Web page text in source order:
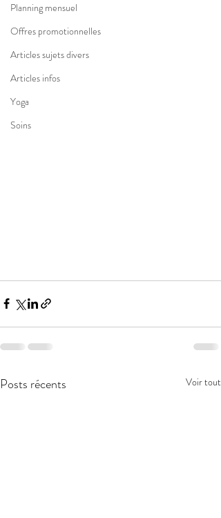
Planning mensuel
Offres promotionnelles
Articles sujets divers
Articles infos
Yoga
Soins
Posts récents Voir tout